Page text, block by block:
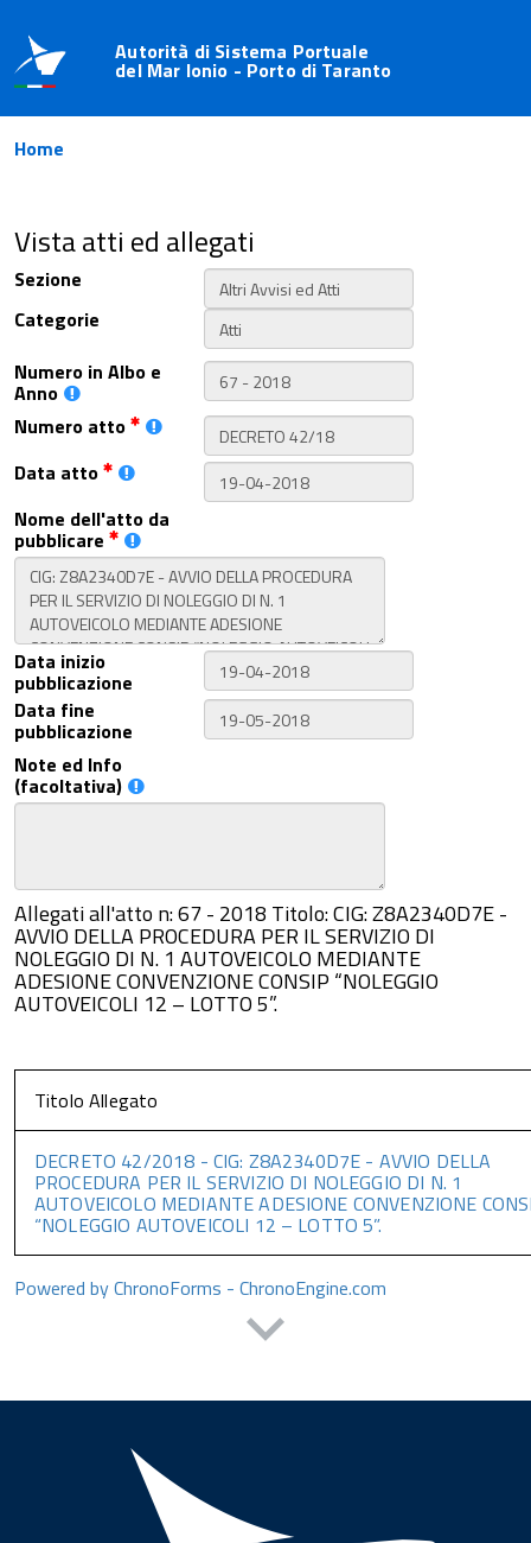
Autorità di Sistema Portuale
del Mar Ionio - Porto di Taranto
Home
Vista atti ed allegati
Sezione
Categorie
Numero in Albo e
Anno
Numero atto
Data atto
Nome dell'atto da
pubblicare
Data inizio
pubblicazione
Data fine
pubblicazione
Note ed Info
(facoltativa)
Allegati all'atto n: 67 - 2018 Titolo: CIG: Z8A2340D7E -
AVVIO DELLA PROCEDURA PER IL SERVIZIO DI
NOLEGGIO DI N. 1 AUTOVEICOLO MEDIANTE
ADESIONE CONVENZIONE CONSIP “NOLEGGIO
AUTOVEICOLI 12 – LOTTO 5”.
Titolo Allegato
DECRETO 42/2018 - CIG: Z8A2340D7E - AVVIO DELLA
PROCEDURA PER IL SERVIZIO DI NOLEGGIO DI N. 1
AUTOVEICOLO MEDIANTE ADESIONE CONVENZIONE
“NOLEGGIO AUTOVEICOLI 12 – LOTTO 5”.
Powered by ChronoForms - ChronoEngine.com